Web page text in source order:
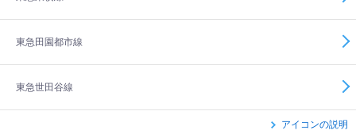
東急田園都市線
東急世田谷線
アイコンの説明